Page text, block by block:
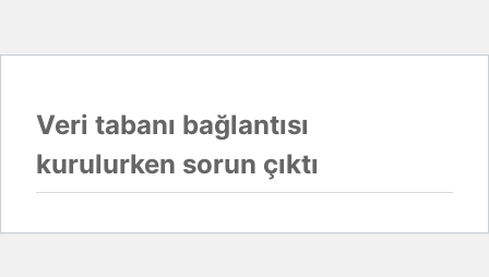
Veri tabanı bağlantısı
kurulurken sorun çıktı